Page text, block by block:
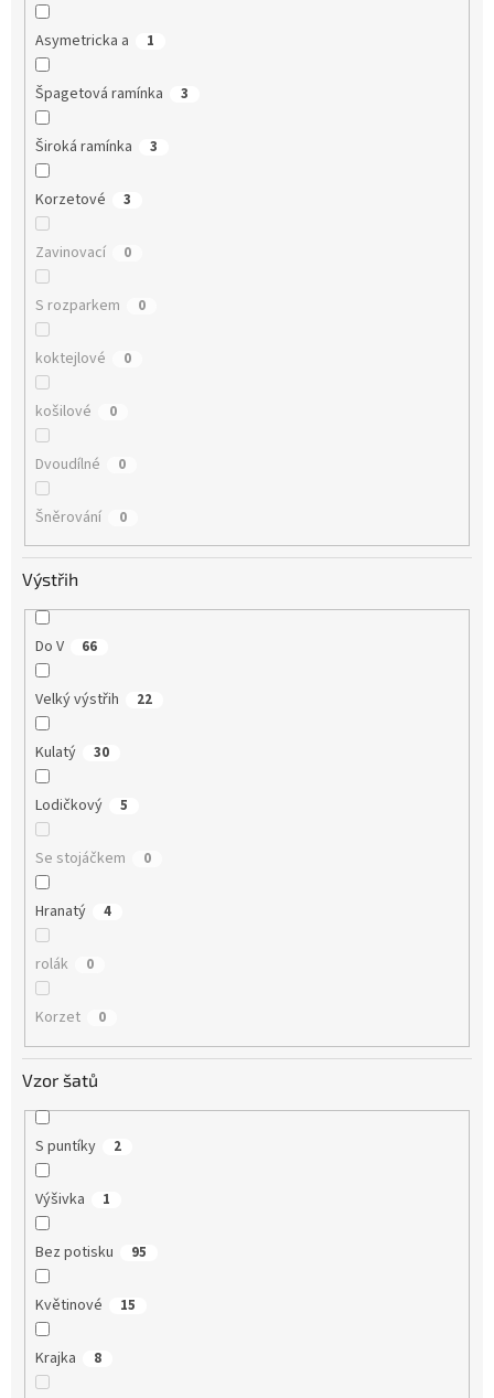
Asymetricka a 1
Špagetová ramínka 3
Široká ramínka 3
Korzetové 3
Zavinovací 0
S rozparkem 0
koktejlové 0
košilové 0
Dvoudílné 0
Šněrování 0
Výstřih
Do V 66
Velký výstřih 22
Kulatý 30
Lodičkový 5
Se stojáčkem 0
Hranatý 4
rolák 0
Korzet 0
Vzor šatů
S puntíky 2
Výšivka 1
Bez potisku 95
Květinové 15
Krajka 8